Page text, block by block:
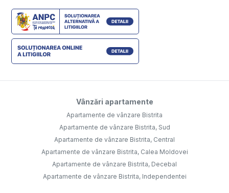
Vânzări apartamente
Apartamente de vânzare Bistrita
Apartamente de vânzare Bistrita, Sud
Apartamente de vânzare Bistrita, Central
Apartamente de vânzare Bistrita, Calea Moldovei
Apartamente de vânzare Bistrita, Decebal
Apartamente de vânzare Bistrita, Independentei